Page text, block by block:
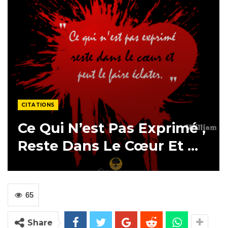
CITATIONS
Ce Qui N’est Pas Exprimé ,
Reste Dans Le Cœur Et …
65
Share